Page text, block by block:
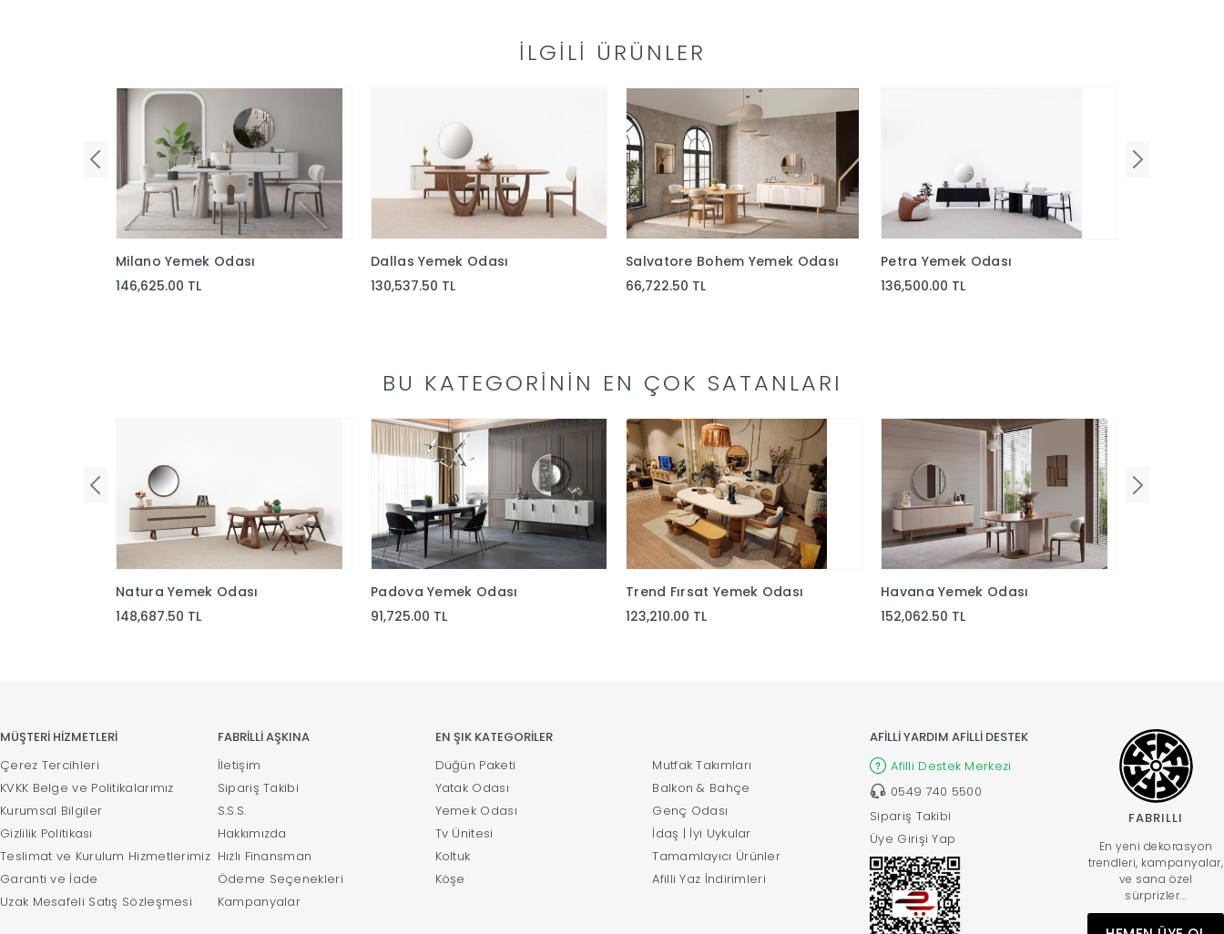
İLGILI ÜRÜNLER
Milano Yemek Odası
146,625.00 TL
Dallas Yemek Odası
130,537.50 TL
Salvatore Bohem Yemek Odası
66,722.50 TL
Petra Yemek Odası
136,500.00 TL
BU KATEGORININ EN ÇOK SATANLARI
Natura Yemek Odası
148,687.50 TL
Padova Yemek Odası
91,725.00 TL
Trend Fırsat Yemek Odası
123,210.00 TL
Havana Yemek Odası
152,062.50 TL
MÜŞTERİ HİZMETLERİ
Çerez Tercihleri
KVKK Belge ve Politikalarımız
Kurumsal Bilgiler
Gizlilik Politikası
Teslimat ve Kurulum Hizmetlerimiz
Garanti ve İade
Uzak Mesafeli Satış Sözleşmesi
FABRİLLİ AŞKINA
İletişim
Sipariş Takibi
S.S.S.
Hakkımızda
Hızlı Finansman
Ödeme Seçenekleri
Kampanyalar
EN ŞIK KATEGORİLER
Düğün Paketi
Yatak Odası
Yemek Odası
Tv Ünitesi
Koltuk
Köşe
Mutfak Takımları
Balkon & Bahçe
Genç Odası
İdaş | İyi Uykular
Tamamlayıcı Ürünler
Afilli Yaz İndirimleri
AFİLLİ YARDIM AFİLLİ DESTEK
Afilli Destek Merkezi
0549 740 5500
Sipariş Takibi
Üye Girişi Yap
FABRILLI
En yeni dekorasyon
trendleri, kampanyalar,
ve sana özel
sürprizler...